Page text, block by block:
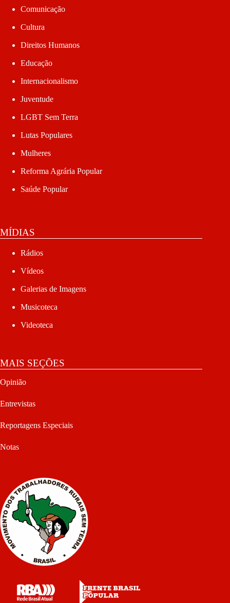
Comunicação
Cultura
Direitos Humanos
Educação
Internacionalismo
Juventude
LGBT Sem Terra
Lutas Populares
Mulheres
Reforma Agrária Popular
Saúde Popular
MÍDIAS
Rádios
Vídeos
Galerias de Imagens
Musicoteca
Videoteca
MAIS SEÇÕES
Opinião
Entrevistas
Reportagens Especiais
Notas